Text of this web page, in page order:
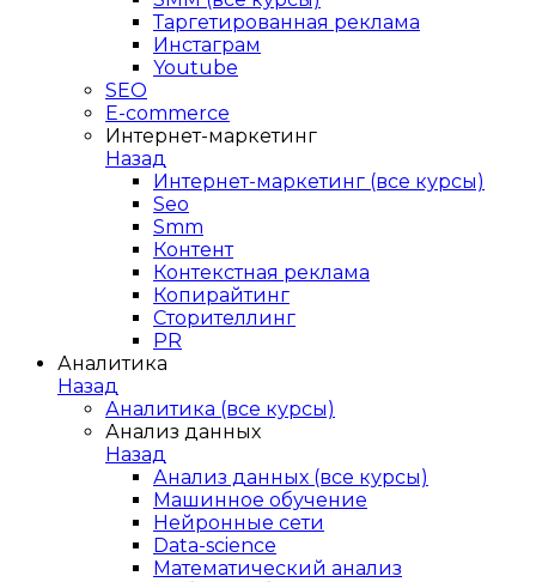
Таргетированная реклама
Инстаграм
Youtube
SEO
E-сommerce
Интернет-маркетинг
Назад
Интернет-маркетинг (все курсы)
Seo
Smm
Контент
Контекстная реклама
Копирайтинг
Сторителлинг
PR
Аналитика
Назад
Аналитика (все курсы)
Анализ данных
Назад
Анализ данных (все курсы)
Машинное обучение
Нейронные сети
Data-science
Математический анализ